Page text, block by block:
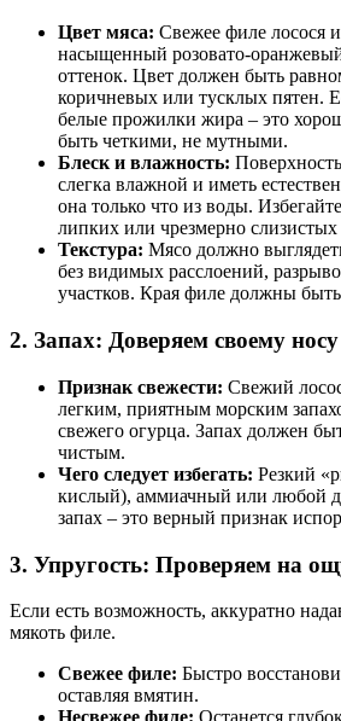
Цвет мяса: Свежее филе лосося
насыщенный розовато-
оттенок. Цвет должен быть
коричневых или тусклых пятен.
белые прожилки жира – это
быть четкими, не мутными.
Блеск и влажность:
слегка влажной и иметь
она только что из воды.
липких или чрезмерно слизистых
Текстура: Мясо должно
без видимых расслоений,
участков. Края филе должны
2. Запах: Доверяем своему носу
Признак свежести: Свежий
легким, приятным морским
свежего огурца. Запах должен
чистым.
Чего следует избегать: Резкий
кислый), аммиачный или любой
запах – это верный признак
3. Упругость: Проверяем на
Если есть возможность, аккуратно
мякоть филе.
Свежее филе: Быстро
оставляя вмятин.